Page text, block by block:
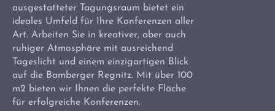
ausgestatteter Tagungsraum bietet ein
ideales Umfeld für Ihre Konferenzen aller
Art. Arbeiten Sie in kreativer, aber auch
ruhiger Atmosphäre mit ausreichend
Tageslicht und einem einzigartigen Blick
auf die Bamberger Regnitz. Mit über 100
m2 bieten wir Ihnen die perfekte Fläche
für erfolgreiche Konferenzen.